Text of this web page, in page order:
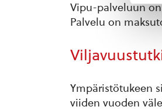
Vipu-palveluun
Palvelu on
Ympäristötukeen
viiden vuoden